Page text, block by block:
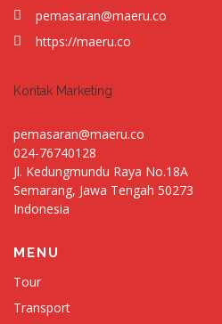
pemasaran@maeru.co
https://maeru.co
Kontak Marketing
pemasaran@maeru.co
024-76740128
Jl. Kedungmundu Raya No.18A
Semarang, Jawa Tengah 50273
Indonesia
MENU
Tour
Transport